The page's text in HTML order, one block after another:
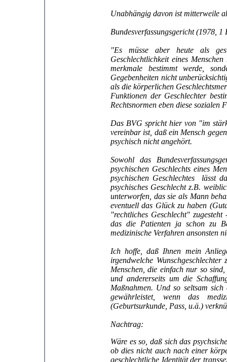
Unabhängig davon ist mitterweile
Bundesverfassungsgericht (1978, 1
"Es müsse aber heute als
Geschlechtlichkeit eines
merkmale bestimmt werde,
Gegebenheiten nicht
als die körperlichen
Funktionen der Geschlechter
Rechtsnormen eben diese sozialen
Das BVG spricht hier von "im
vereinbar ist, daß ein Mensch
psychisch nicht angehört.
Sowohl das
psychischen Geschlechts eines
psychischen Geschlechtes lässt
psychisches Geschlecht z.B.
unterworfen, das sie als Mann
eventuell das Glück zu haben
"rechtliches Geschlecht"
das die Patienten ja schon zu
medizinische Verfahren ansonsten
Ich hoffe, daß Ihnen mein
irgendwelche
Menschen, die einfach nur so
und andererseits um die
Maßnahmen. Und so seltsam
gewährleistet, wenn das
(Geburtsurkunde, Pass, u.ä.)
Nachtrag:
Wäre es so, daß sich das
ob dies nicht auch nach einer
geschlechtliche Identität der